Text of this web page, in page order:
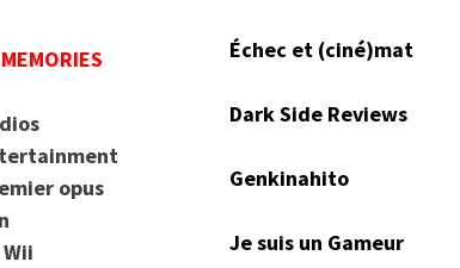
opus
Échec et (ciné)mat
Dark Side Reviews
Genkinahito
Je suis un Gameur